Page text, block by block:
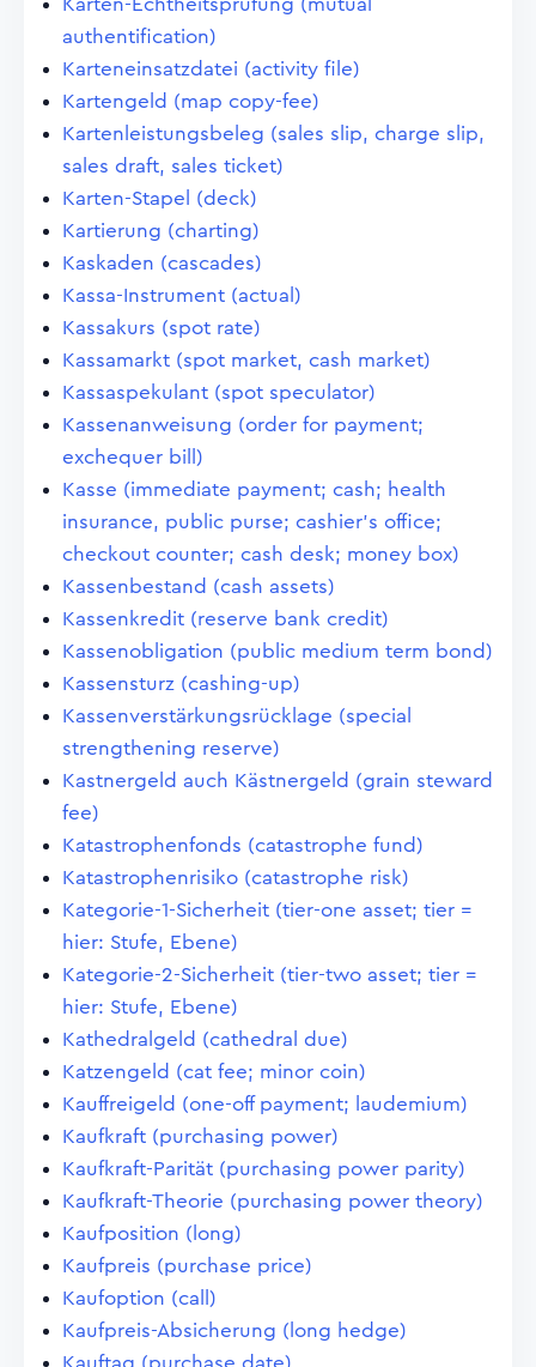
Karten-Echtheitsprüfung (mutual
authentification)
Karteneinsatzdatei (activity file)
Kartengeld (map copy-fee)
Kartenleistungsbeleg (sales slip, charge slip,
sales draft, sales ticket)
Karten-Stapel (deck)
Kartierung (charting)
Kaskaden (cascades)
Kassa-Instrument (actual)
Kassakurs (spot rate)
Kassamarkt (spot market, cash market)
Kassaspekulant (spot speculator)
Kassenanweisung (order for payment;
exchequer bill)
Kasse (immediate payment; cash; health
insurance, public purse; cashier's office;
checkout counter; cash desk; money box)
Kassenbestand (cash assets)
Kassenkredit (reserve bank credit)
Kassenobligation (public medium term bond)
Kassensturz (cashing-up)
Kassenverstärkungsrücklage (special
strengthening reserve)
Kastnergeld auch Kästnergeld (grain steward
fee)
Katastrophenfonds (catastrophe fund)
Katastrophenrisiko (catastrophe risk)
Kategorie-1-Sicherheit (tier-one asset; tier =
hier: Stufe, Ebene)
Kategorie-2-Sicherheit (tier-two asset; tier =
hier: Stufe, Ebene)
Kathedralgeld (cathedral due)
Katzengeld (cat fee; minor coin)
Kauffreigeld (one-off payment; laudemium)
Kaufkraft (purchasing power)
Kaufkraft-Parität (purchasing power parity)
Kaufkraft-Theorie (purchasing power theory)
Kaufposition (long)
Kaufpreis (purchase price)
Kaufoption (call)
Kaufpreis-Absicherung (long hedge)
Kauftag (purchase date)